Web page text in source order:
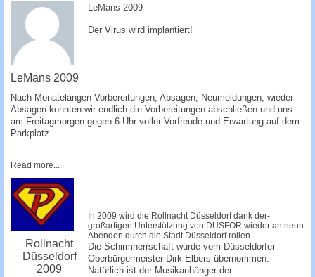
LeMans 2009
­LeMans 2009 ­
­Der Virus wird implantiert!
Nach Monatelangen Vorbereitungen, Absagen, Ne­umeldungen, wieder
Absagen konnten wir endlich die Vorbereitungen abschließen und uns
am Freitagmorgen gegen 6 Uhr voller Vorfreude und Erwartung auf dem
Parkplatz...
Read more...
Rollnacht
Düsseldorf
2009
In 2009 wird die Rollnacht Düsseldorf dank der­
großartigen Unterstützung von DUSFOR wieder an neun
Abenden durch die Stadt Düsseldorf rollen.
Die Schirmherrschaft wurde vom Düsseldorfer
Oberbürgermeister Dirk Elbers übernommen.
Natürlich ist der Musikanhänger de­r...